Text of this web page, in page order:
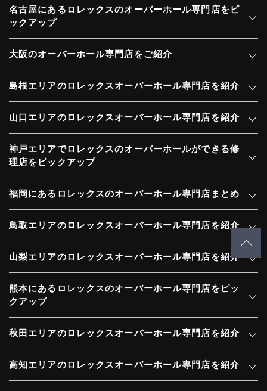
名古屋にあるロレックスのオーバーホール専門店をピ
ックアップ
大阪のオーバーホール専門店をご紹介
島根エリアのロレックスオーバーホール専門店を紹介
山口エリアのロレックスオーバーホール専門店を紹介
神戸エリアでロレックスのオーバーホールができる修
理店をピックアップ
福岡にあるロレックスのオーバーホール専門店まとめ
鳥取エリアのロレックスオーバーホール専門店を紹介
山梨エリアのロレックスオーバーホール専門店を紹介
熊本にあるロレックスのオーバーホール専門店をピッ
クアップ
秋田エリアのロレックスオーバーホール専門店を紹介
高知エリアのロレックスオーバーホール専門店を紹介